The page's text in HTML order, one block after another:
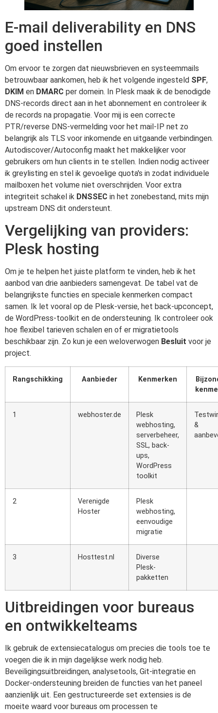
E-mail deliverability en DNS
goed instellen
Om ervoor te zorgen dat nieuwsbrieven en systeemmails
betrouwbaar aankomen, heb ik het volgende ingesteld SPF,
DKIM en DMARC per domein. In Plesk maak ik de benodigde
DNS-records direct aan in het abonnement en controleer ik
de records na propagatie. Voor mij is een correcte
PTR/reverse DNS-vermelding voor het mail-IP net zo
belangrijk als TLS voor inkomende en uitgaande verbindingen.
Autodiscover/Autoconfig maakt het makkelijker voor
gebruikers om hun clients in te stellen. Indien nodig activeer
ik greylisting en stel ik gevoelige quota's in zodat individuele
mailboxen het volume niet overschrijden. Voor extra
integriteit schakel ik DNSSEC in het zonebestand, mits mijn
upstream DNS dit ondersteunt.
Vergelijking van providers:
Plesk hosting
Om je te helpen het juiste platform te vinden, heb ik het
aanbod van drie aanbieders samengevat. De tabel vat de
belangrijkste functies en speciale kenmerken compact
samen. Ik let vooral op de Plesk-versie, het back-upconcept,
de WordPress-toolkit en de ondersteuning. Ik controleer ook
hoe flexibel tarieven schalen en of er migratietools
beschikbaar zijn. Zo kun je een weloverwogen Besluit voor je
project.
Rangschikking Aanbieder Kenmerken
1 webhoster.de
Plesk
webhosting,
serverbeheer,
SSL, back-
ups,
WordPress
toolkit
&
2
Verenigde
Hoster
Plesk
webhosting,
eenvoudige
migratie
3 Hosttest.nl
Diverse
Plesk-
pakketten
Uitbreidingen voor bureaus
en ontwikkelteams
Ik gebruik de extensiecatalogus om precies die tools toe te
voegen die ik in mijn dagelijkse werk nodig heb.
Beveiligingsuitbreidingen, analysetools, Git-integratie en
Docker-ondersteuning breiden de functies van het paneel
aanzienlijk uit. Een gestructureerde set extensies is de
moeite waard voor bureaus om processen te